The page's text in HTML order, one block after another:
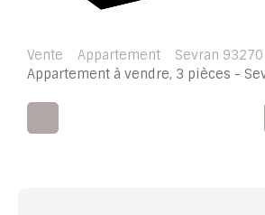
Vente Appartement
Sevran 93270
Appartement à vendre, 3 pièces -